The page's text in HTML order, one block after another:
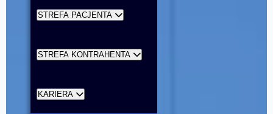
STREFA PACJENTA
STREFA KONTRAHENTA
KARIERA